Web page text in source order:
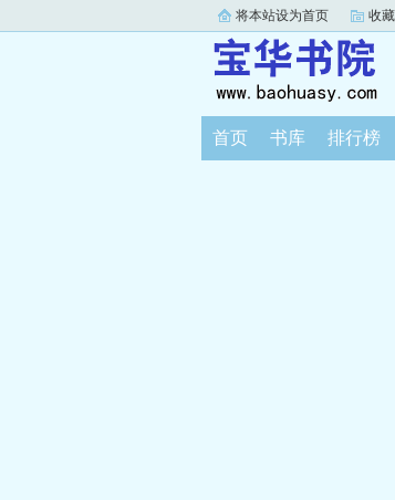
将本站设为首页 收
首页 书库 排行榜